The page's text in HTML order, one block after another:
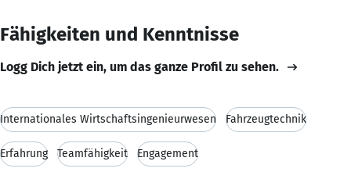
Fähigkeiten und Kenntnisse
Logg Dich jetzt ein, um das ganze Profil zu sehen.
Internationales Wirtschaftsingenieurwesen Fahrzeugtechnik
Erfahrung Teamfähigkeit Engagement